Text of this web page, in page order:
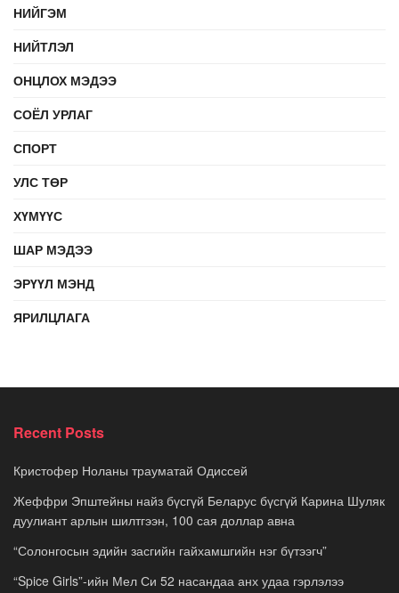
НИЙГЭМ
НИЙТЛЭЛ
ОНЦЛОХ МЭДЭЭ
СОЁЛ УРЛАГ
СПОРТ
УЛС ТӨР
ХҮМҮҮС
ШАР МЭДЭЭ
ЭРҮҮЛ МЭНД
ЯРИЛЦЛАГА
Recent Posts
Кристофер Ноланы трауматай Одиссей
Жеффри Эпштейны найз бүсгүй Беларус бүсгүй Карина Шуляк
дуулиант арлын шилтгээн, 100 сая доллар авна
“Солонгосын эдийн засгийн гайхамшгийн нэг бүтээгч”
“Spice Girls”-ийн Мел Си 52 насандаа анх удаа гэрлэлээ